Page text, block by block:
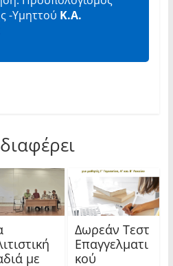
-Υμηττού Κ.Α.
με
Δωρεάν Τεστ
Επαγγελματι
κού